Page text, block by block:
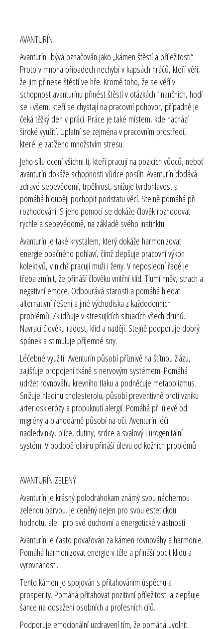
AVANTURÍN
Avanturín bývá označován jako „kámen štěstí a příležitosti“.
Proto v mnoha případech nechybí v kapsách hráčů, kteří věří,
že jim přinese štěstí ve hře. Kromě toho, že se věří v
schopnost avanturínu přinést štěstí v otázkách finančních, hodí
se i všem, kteří se chystají na pracovní pohovor, případně je
čeká těžký den v práci. Práce je také místem, kde nachází
široké využití. Uplatní se zejména v pracovním prostředí,
které je zatíženo množstvím stresu.
Jeho sílu ocení všichni ti, kteří pracují na pozicích vůdců, neboť
avanturín dokáže schopnosti vůdce posílit. Avanturín dodává
zdravé sebevědomí, trpělivost, snižuje tvrdohlavost a
pomáhá hlouběji pochopit podstatu věcí. Stejně pomáhá při
rozhodování. S jeho pomocí se dokáže člověk rozhodovat
rychle a sebevědomě, na základě svého instinktu.
Avanturín je také krystalem, který dokáže harmonizovat
energie opačného pohlaví, čímž zlepšuje pracovní výkon
kolektivů, v nichž pracují muži i ženy. V neposlední řadě je
třeba zmínit, že přináší člověku vnitřní klid. Tlumí hněv, strach a
negativní emoce. Odbourává starosti a pomáhá hledat
alternativní řešení a jiné východiska z každodenních
problémů. Zklidňuje v stresujících situacích všech druhů.
Navrací člověku radost, klid a naději. Stejně podporuje dobrý
spánek a stimuluje příjemné sny.
Léčebné využití: Aventurín působí příznivě na štítnou žlázu,
zajišťuje propojení tkáně s nervovým systémem. Pomáhá
udržet rovnováhu krevního tlaku a podněcuje metabolizmus.
Snižuje hladinu cholesterolu, působí preventivně proti vzniku
arteriosklerózy a propuknutí alergií. Pomáhá při úlevě od
migrény a blahodárně působí na oči. Aventurín léčí
nadledvinky, plíce, dutiny, srdce a svalový i urogenitální
systém. V podobě elixíru přináší úlevu od kožních problémů.
AVANTURÍN ZELENÝ
Avanturín je krásný polodrahokam známý svou nádhernou
zelenou barvou. Je ceněný nejen pro svou estetickou
hodnotu, ale i pro své duchovní a energetické vlastnosti.
Avanturín je často považován za kámen rovnováhy a harmonie.
Pomáhá harmonizovat energie v těle a přináší pocit klidu a
vyrovnanosti.
Tento kámen je spojován s přitahováním úspěchu a
prosperity. Pomáhá přitahovat pozitivní příležitosti a zlepšuje
šance na dosažení osobních a profesních cílů.
Podporuje emocionální uzdravení tím, že pomáhá uvolnit